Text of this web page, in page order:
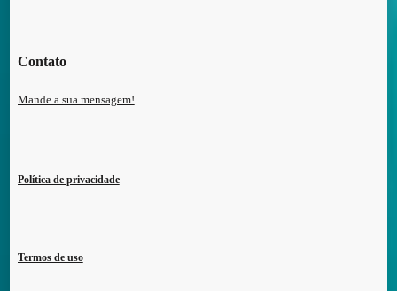
Contato
Mande a sua mensagem!
Política de privacidade
Termos de uso